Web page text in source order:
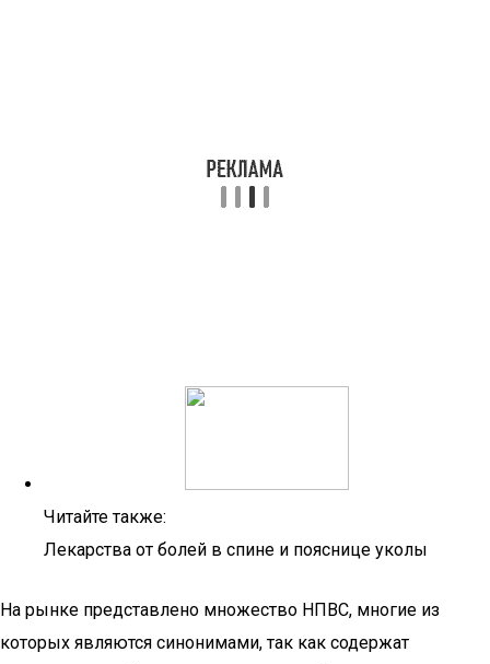
Читайте также:
Лекарства от болей в спине и пояснице уколы
На рынке представлено множество НПВС, многие из
которых являются синонимами, так как содержат